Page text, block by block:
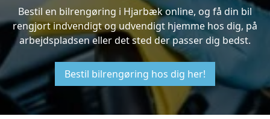
Bestil en bilrengøring i Hjarbæk online, og få din bil
rengjort indvendigt og udvendigt hjemme hos dig, på
arbejdspladsen eller det sted der passer dig bedst.
Bestil bilrengøring hos dig her!